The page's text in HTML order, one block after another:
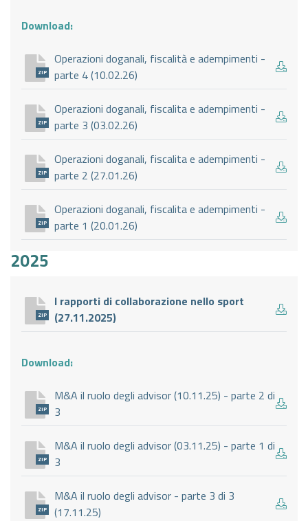
Download:
ZIP
Operazioni doganali, fiscalità e adempimenti -
parte 4 (10.02.26)
ZIP
Operazioni doganali, fiscalita e adempimenti -
parte 3 (03.02.26)
ZIP
Operazioni doganali, fiscalita e adempimenti -
parte 2 (27.01.26)
ZIP
Operazioni doganali, fiscalita e adempimenti -
parte 1 (20.01.26)
2025
ZIP
I rapporti di collaborazione nello sport
(27.11.2025)
Download:
ZIP
M&A il ruolo degli advisor (10.11.25) - parte 2 di
3
ZIP
M&A il ruolo degli advisor (03.11.25) - parte 1 di
3
ZIP
M&A il ruolo degli advisor - parte 3 di 3
(17.11.25)